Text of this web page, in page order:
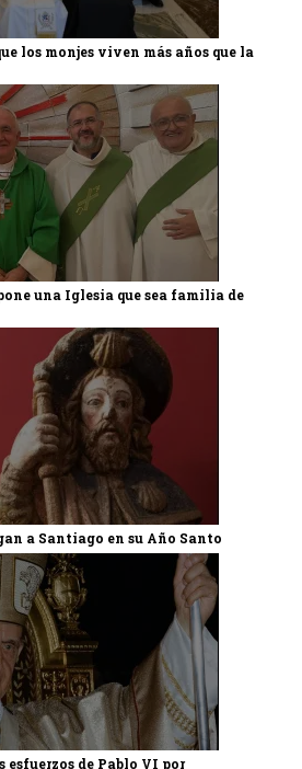
los monjes viven más años que la
una Iglesia que sea familia de
a Santiago en su Año Santo
esfuerzos de Pablo VI por